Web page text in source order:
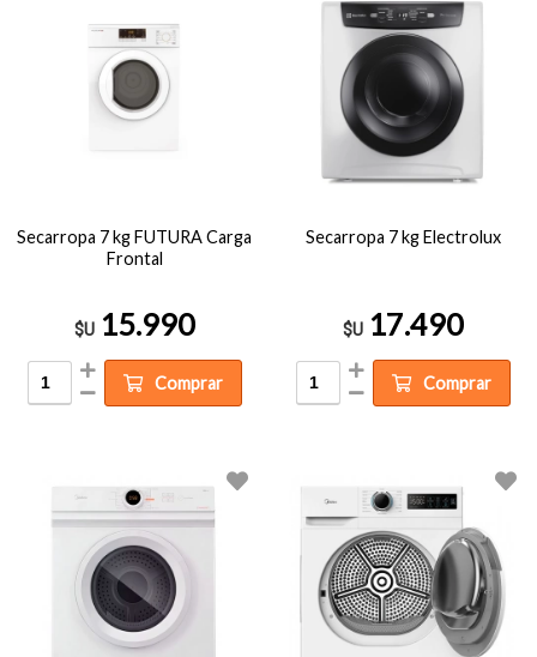
Secarropa 7 kg FUTURA Carga
Frontal
$U 15.990
Comprar
Secarropa 7 kg Electrolux
$U 17.490
Comprar